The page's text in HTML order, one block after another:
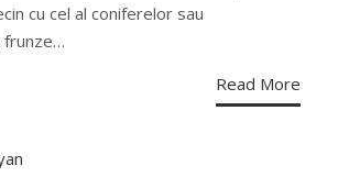
cu cel al coniferelor sau
frunze…
Read More